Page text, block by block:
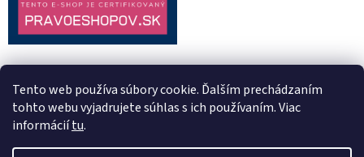
Tento web používa súbory cookie. Ďalším prechádzaním
tohto webu vyjadrujete súhlas s ich používaním. Viac
informáciítu.